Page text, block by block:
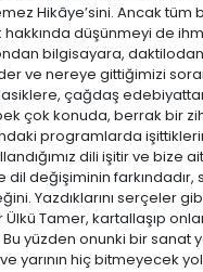
Hikâye’sini. Ancak tüm
düşünmeyi de
bilgisayara,
ve nereye gittiğimizi
çağdaş
çok konuda, berrak bir
programlarda
dili işitir ve bize
dil değişiminin farkındadır,
Yazdıklarını serçeler
Tamer, kartallaşıp
yüzden onunki bir sanat
yarının hiç bitmeyecek